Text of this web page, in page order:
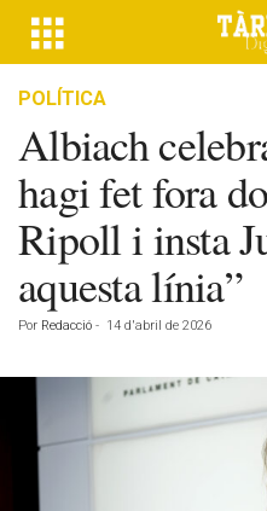
POLÍTICA
Albiach
hagi fet fora
Ripoll i insta
aquesta línia”
Por Redacció - 14 d'abril de 2026